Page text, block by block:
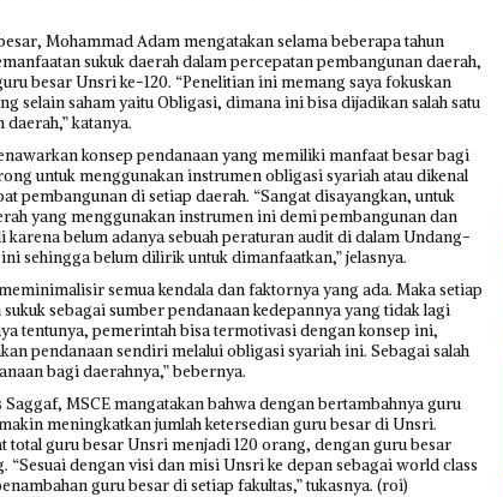
Mohammad Adam mengatakan selama beberapa tahun
sukuk daerah dalam percepatan pembangunan daerah,
besar Unsri ke-120. “Penelitian ini memang saya fokuskan
selain saham yaitu Obligasi, dimana ini bisa dijadikan salah satu
katanya.
konsep pendanaan yang memiliki manfaat besar bagi
untuk menggunakan instrumen obligasi syariah atau dikenal
pembangunan di setiap daerah. “Sangat disayangkan, untuk
yang menggunakan instrumen ini demi pembangunan dan
belum adanya sebuah peraturan audit di dalam Undang-
sehingga belum dilirik untuk dimanfaatkan,” jelasnya.
semua kendala dan faktornya yang ada. Maka setiap
sebagai sumber pendanaan kedepannya yang tidak lagi
tentunya, pemerintah bisa termotivasi dengan konsep ini,
pendanaan sendiri melalui obligasi syariah ini. Sebagai salah
bagi daerahnya,” bebernya.
MSCE mangatakan bahwa dengan bertambahnya guru
meningkatkan jumlah ketersedian guru besar di Unsri.
total guru besar Unsri menjadi 120 orang, dengan guru besar
“Sesuai dengan visi dan misi Unsri ke depan sebagai world class
guru besar di setiap fakultas,” tukasnya. (roi)